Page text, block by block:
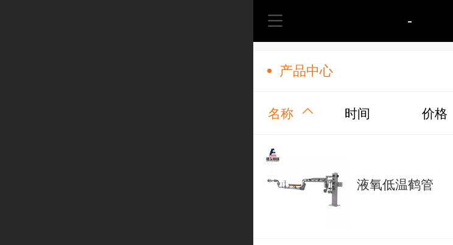
-
产品中心
名称 时间 价格
液氧低温鹤管